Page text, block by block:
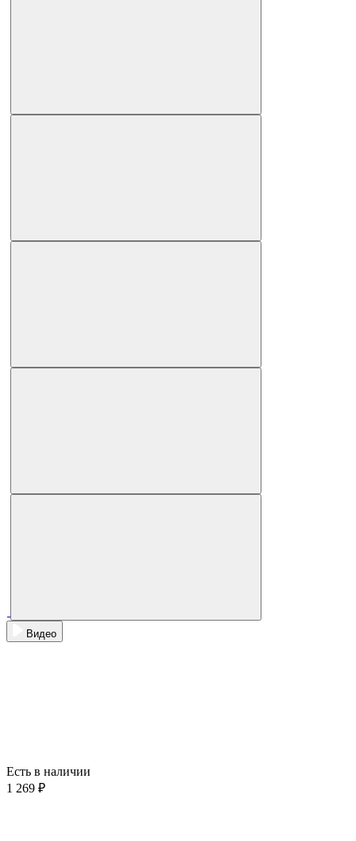
Видео
Есть в наличии
1 269 ₽